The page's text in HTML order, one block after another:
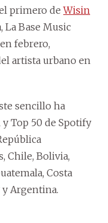
primero deWisin
La Base Music
febrero,
artista urbano en
sencillo ha
Top 50 de Spotify
Chile, Bolivia,
Costa
y Argentina.